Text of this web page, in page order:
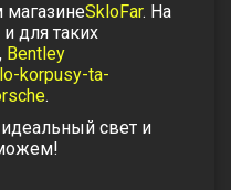
SkloFar. На
для таких
Bentley
korpusy-ta-
.
свет и